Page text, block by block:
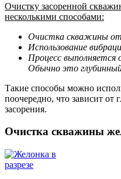
Очистку засоренной
несколькими способами:
Очистка скважины
Использование
Процесс выполняется
Обычно это
Такие способы можно
поочередно, что зависит
засорения.
Очистка скважины